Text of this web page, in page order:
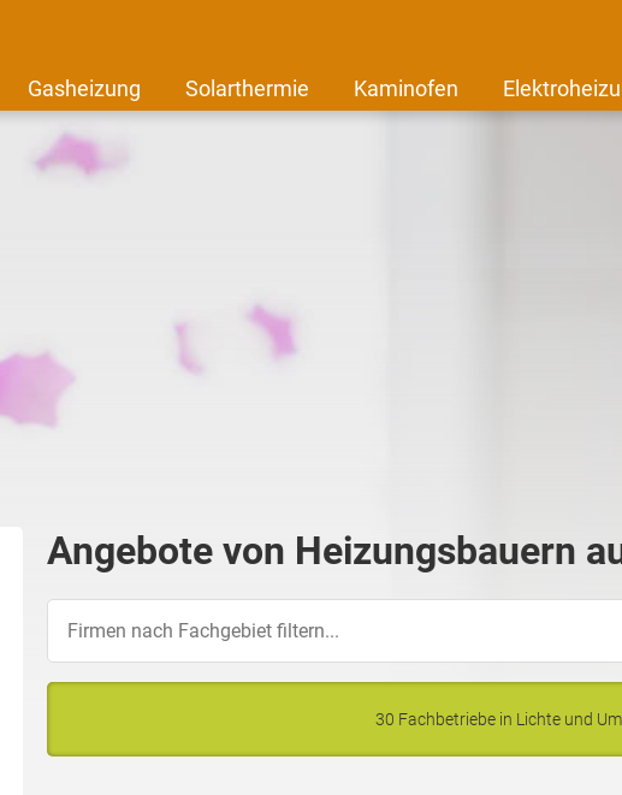
Gasheizung Solarthermie Kaminofen
Angebote von Heizungsbauern
30 Fachbetriebe in Lichte und